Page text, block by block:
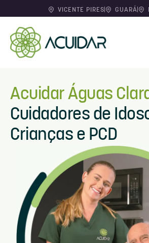
VICENTE PIRES GUARÁ
Acuidar Águas
Cuidadores de
Crianças e PCD